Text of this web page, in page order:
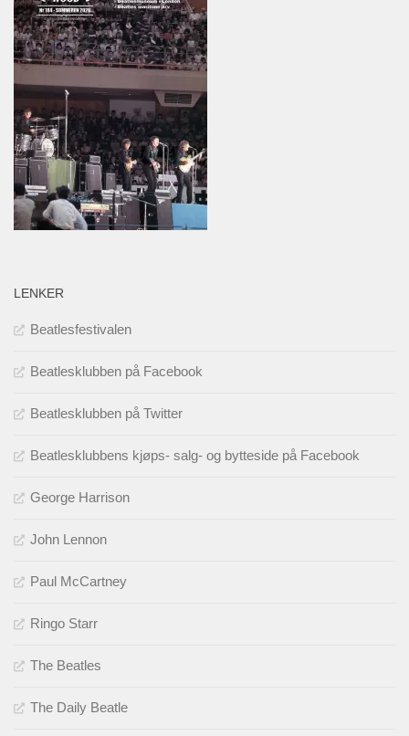
LENKER
Beatlesfestivalen
Beatlesklubben på Facebook
Beatlesklubben på Twitter
Beatlesklubbens kjøps- salg- og bytteside på Facebook
George Harrison
John Lennon
Paul McCartney
Ringo Starr
The Beatles
The Daily Beatle